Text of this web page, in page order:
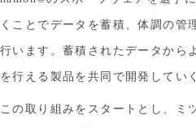
くことでデータを蓄積、体調の管
行います。蓄積されたデータから
を行える製品を共同で開発してい
この取り組みをスタートとし、ミ